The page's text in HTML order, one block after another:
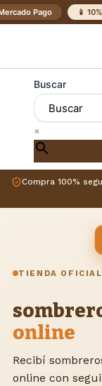
Pago 📱
Ir
al
Buscar
×
Compra 100%
TIENDA
online
Recibí
online con